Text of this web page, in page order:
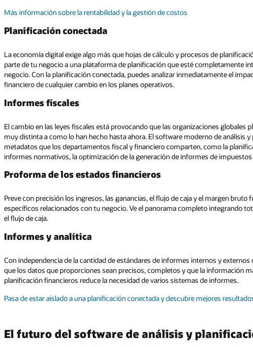
Más información sobre la rentabilidad y la gestión de costos
Planificación conectada
La economía digital exige algo más que hojas de cálculo y procesos de
parte de tu negocio a una plataforma de planificación que esté completamente
negocio. Con la planificación conectada, puedes analizar inmediatamente el
financiero de cualquier cambio en los planes operativos.
Informes fiscales
El cambio en las leyes fiscales está provocando que las organizaciones
muy distinta a como lo han hecho hasta ahora. El software moderno de análisis
metadatos que los departamentos fiscal y financiero comparten, como la
informes normativos, la optimización de la generación de informes de
Proforma de los estados financieros
Preve con precisión los ingresos, las ganancias, el flujo de caja y el margen
específicos relacionados con tu negocio. Ve el panorama completo integrando
el flujo de caja.
Informes y analítica
Con independencia de la cantidad de estándares de informes internos y
que los datos que proporciones sean precisos, completos y que la información
planificación financieros reduce la necesidad de varios sistemas de informes.
Pasa de estar aislado a una planificación conectada y descubre mejores
El futuro del software de análisis y